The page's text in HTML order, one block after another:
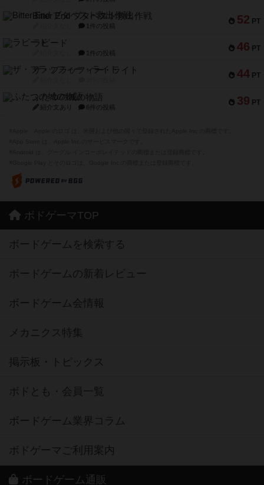
52 PT
Bitter End ブタペスト救出作戦
1件の投稿
46 PT
ラピード
1件の投稿
44 PT
ザ・フラッフィー・ライト
39 PT
ふたつの城の物語
紹介文あり 6件の投稿
ボドゲーマTOP
ボードゲームを検索する
ボードゲームの新着レビュー
ボードゲーム会情報
メカニクス特集
掲示板・トピックス
ボドとも・会員一覧
ボードゲーム業界コラム
ボドゲーマご利用案内
ボードゲーム通販